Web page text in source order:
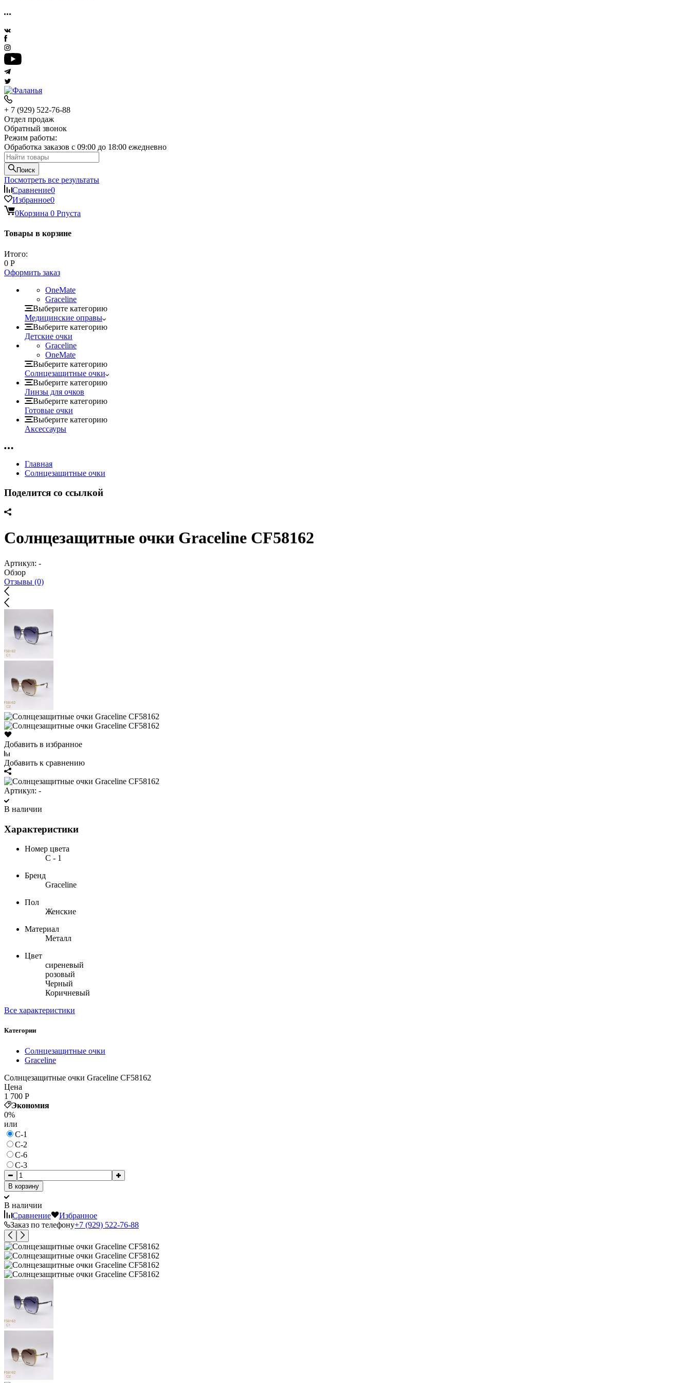
+ 7 (929) 522-76-88
Отдел продаж
Обратный звонок
Режим работы:
Обработка заказов с 09:00 до 18:00 ежедневно
Поиск
Посмотреть все результаты
Сравнение0
Избранное0
0Корзина 0 Рпуста
Товары в корзине
Итого:
0 Р
Оформить заказ
OneMate
Graceline
Выберите категорию
Медицинские оправы
Выберите категорию
Детские очки
Graceline
OneMate
Выберите категорию
Солнцезащитные очки
Выберите категорию
Линзы для очков
Выберите категорию
Готовые очки
Выберите категорию
Аксессауры
Главная
Солнцезащитные очки
Поделится со ссылкой
Солнцезащитные очки Graceline CF58162
Артикул: -
Обзор
Отзывы (0)
Добавить в избранное
Добавить к сравнению
Артикул: -
В наличии
Характеристики
Номер цвета
С - 1
Бренд
Graceline
Пол
Женские
Материал
Металл
Цвет
сиреневый
розовый
Черный
Коричневый
Все характеристики
Категории
Солнцезащитные очки
Graceline
Солнцезащитные очки Graceline CF58162
Цена
1 700 Р
Экономия
0%
или
С-1
С-2
C-6
С-3
В корзину
В наличии
Сравнение
Избранное
Заказ по телефону+7 (929) 522-76-88